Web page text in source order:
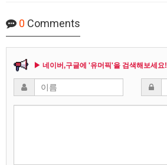
0 Comments
▶ 네이버,구글에 '유머픽'을 검색해보세요!